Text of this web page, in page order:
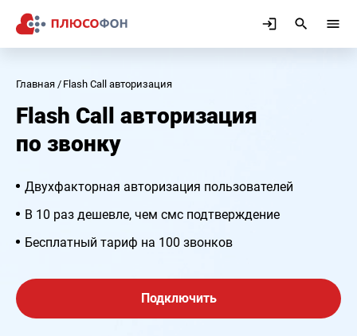
Главная Flash Call авторизация
Flash Call авторизация
по звонку
Двухфакторная авторизация пользователей
В 10 раз дешевле, чем смс подтверждение
Бесплатный тариф на 100 звонков
Подключить